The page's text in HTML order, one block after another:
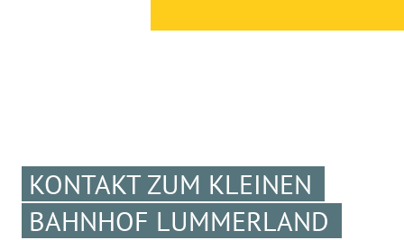
KONTAKT ZUM KLEINEN
BAHNHOF LUMMERLAND